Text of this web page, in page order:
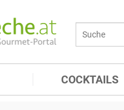
COCKTAILS